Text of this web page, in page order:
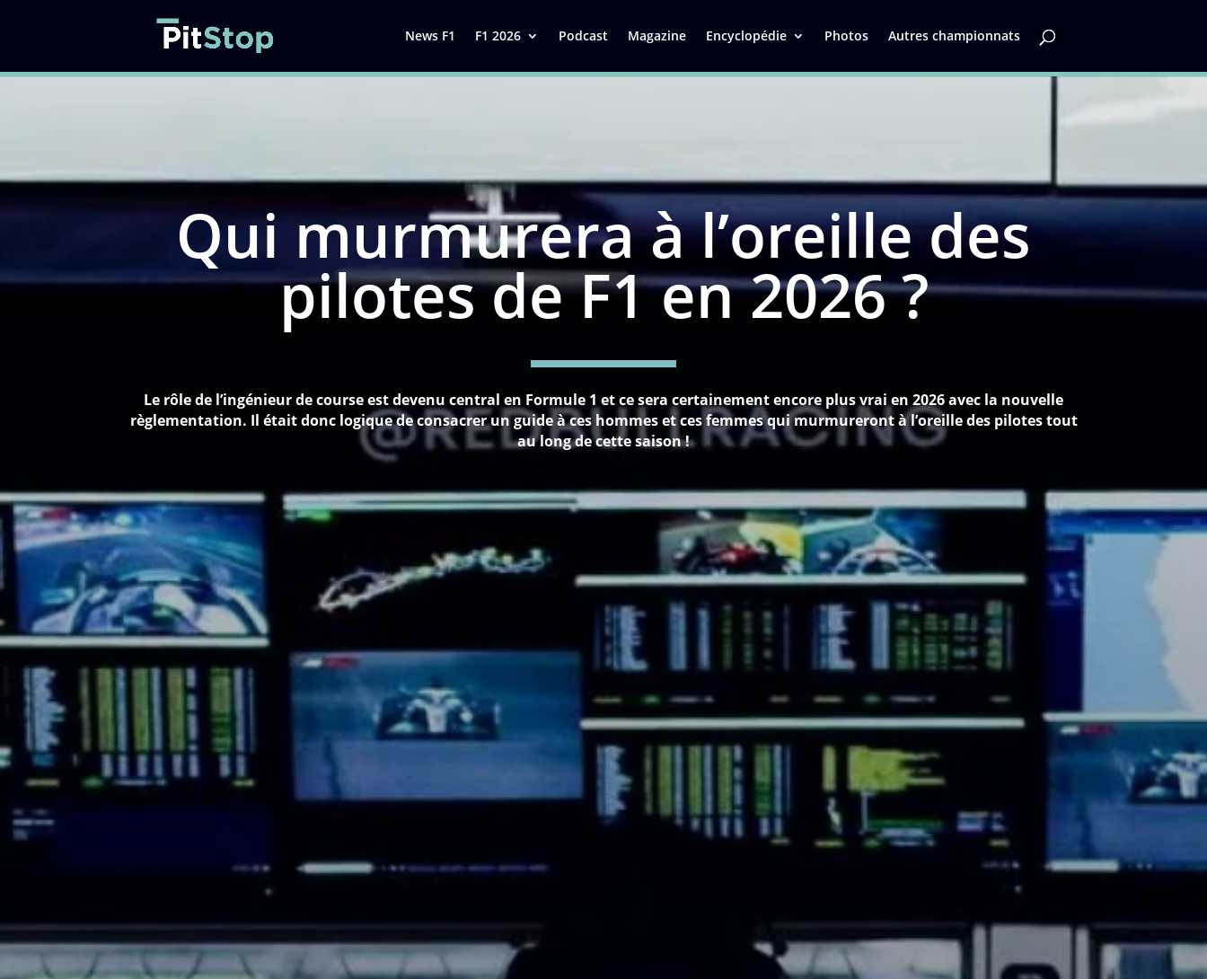
News F1 F1 2026 Podcast Magazine Encyclopédie Photos Autres championnats
Qui murmurera à l’oreille des
pilotes de F1 en 2026 ?
Le rôle de l’ingénieur de course est devenu central en Formule 1 et ce sera certainement encore plus vrai en 2026 avec la nouvelle
règlementation. Il était donc logique de consacrer un guide à ces hommes et ces femmes qui murmureront à l’oreille des pilotes tout
au long de cette saison !